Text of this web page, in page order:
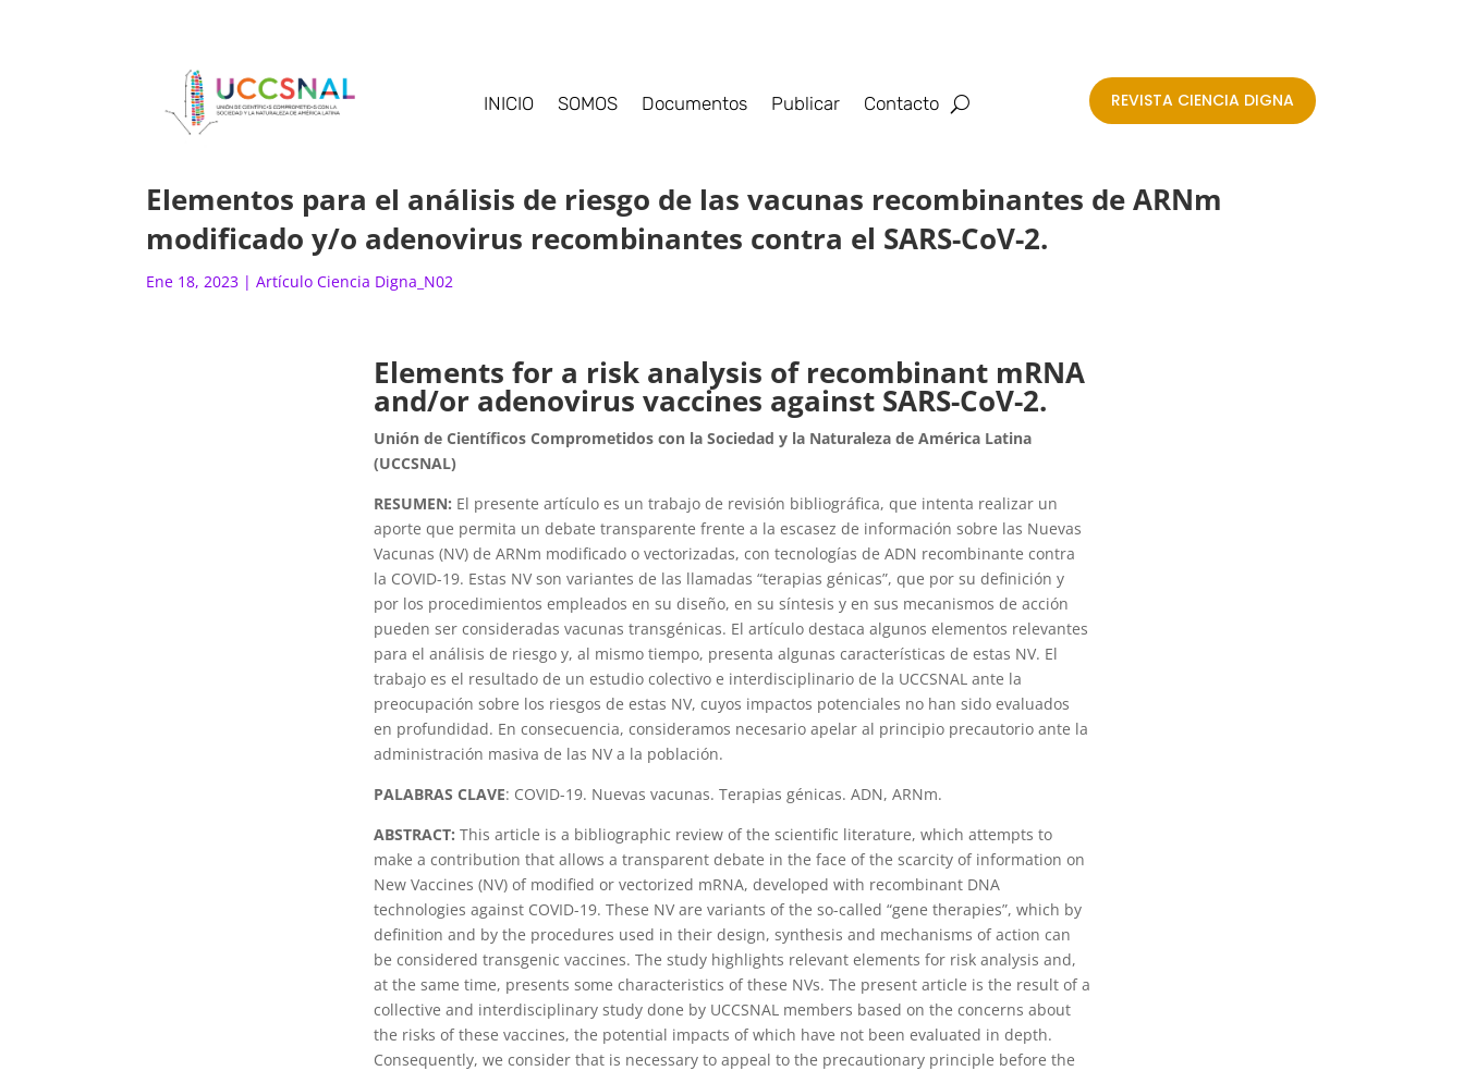
INICIO SOMOS Documentos Publicar Contacto REVISTA CIENCIA DIGNA
Elementos para el análisis de riesgo de las vacunas recombinantes de ARNm
modificado y/o adenovirus recombinantes contra el SARS-CoV-2.
Ene 18, 2023 |Artículo Ciencia Digna_N02
Elements for a risk analysis of recombinant mRNA
and/or adenovirus vaccines against SARS-CoV-2.
Unión de Científicos Comprometidos con la Sociedad y la Naturaleza de América Latina
(UCCSNAL)
RESUMEN: El presente artículo es un trabajo de revisión bibliográfica, que intenta realizar un
aporte que permita un debate transparente frente a la escasez de información sobre las Nuevas
Vacunas (NV) de ARNm modificado o vectorizadas, con tecnologías de ADN recombinante contra
la COVID-19. Estas NV son variantes de las llamadas “terapias génicas”, que por su definición y
por los procedimientos empleados en su diseño, en su síntesis y en sus mecanismos de acción
pueden ser consideradas vacunas transgénicas. El artículo destaca algunos elementos relevantes
para el análisis de riesgo y, al mismo tiempo, presenta algunas características de estas NV. El
trabajo es el resultado de un estudio colectivo e interdisciplinario de la UCCSNAL ante la
preocupación sobre los riesgos de estas NV, cuyos impactos potenciales no han sido evaluados
en profundidad. En consecuencia, consideramos necesario apelar al principio precautorio ante la
administración masiva de las NV a la población.
PALABRAS CLAVE: COVID-19. Nuevas vacunas. Terapias génicas. ADN, ARNm.
ABSTRACT: This article is a bibliographic review of the scientific literature, which attempts to
make a contribution that allows a transparent debate in the face of the scarcity of information on
New Vaccines (NV) of modified or vectorized mRNA, developed with recombinant DNA
technologies against COVID-19. These NV are variants of the so-called “gene therapies”, which by
definition and by the procedures used in their design, synthesis and mechanisms of action can
be considered transgenic vaccines. The study highlights relevant elements for risk analysis and,
at the same time, presents some characteristics of these NVs. The present article is the result of a
collective and interdisciplinary study done by UCCSNAL members based on the concerns about
the risks of these vaccines, the potential impacts of which have not been evaluated in depth.
Consequently, we consider that is necessary to appeal to the precautionary principle before the